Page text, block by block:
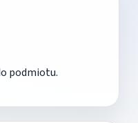
podmiotu.